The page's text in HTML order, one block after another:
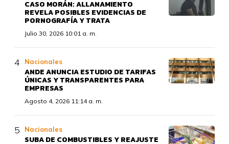
CASO MORÁN: ALLANAMIENTO
REVELA POSIBLES EVIDENCIAS DE
PORNOGRAFÍA Y TRATA
Julio 30, 2026 10:01 a. m.
Nacionales
ANDE ANUNCIA ESTUDIO DE TARIFAS
ÚNICAS Y TRANSPARENTES PARA
EMPRESAS
Agosto 4, 2026 11:14 a. m.
Nacionales
SUBA DE COMBUSTIBLES Y REAJUSTE